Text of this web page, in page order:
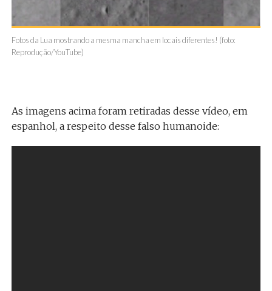
Fotos da Lua mostrando a mesma mancha em locais diferentes! (foto:
Reprodução/YouTube)
As imagens acima foram retiradas desse vídeo, em
espanhol, a respeito desse falso humanoide: